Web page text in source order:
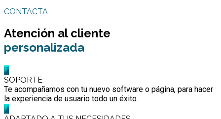
CONTACTA
Atención al cliente
personalizada
SOPORTE
Te acompañamos con tu nuevo software o página, para hacer
la experiencia de usuario todo un éxito.